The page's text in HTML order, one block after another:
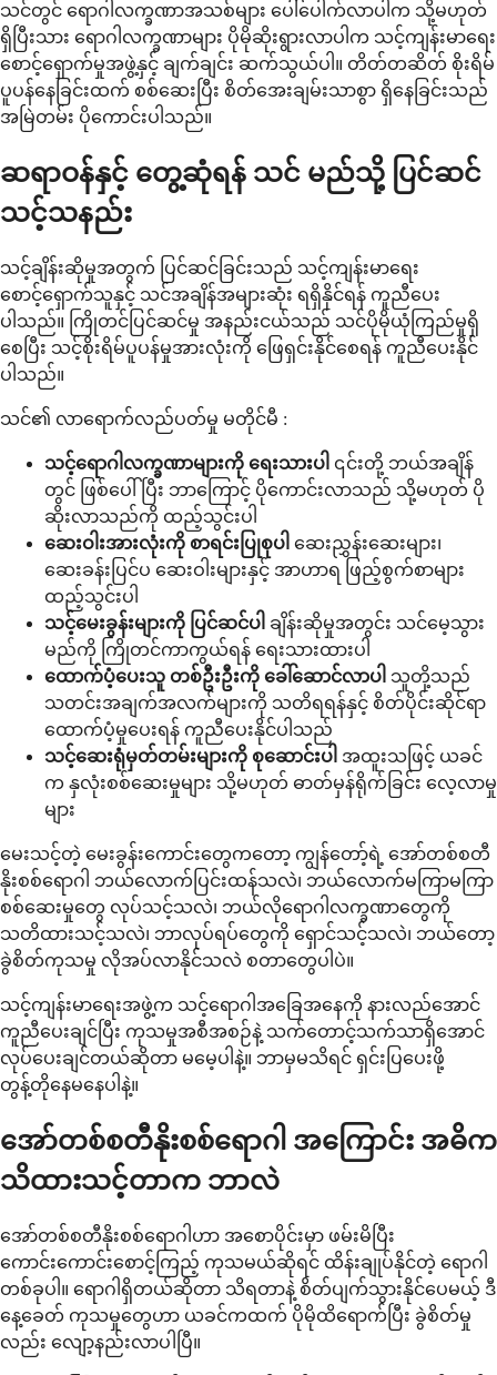
သင်တွင် ရောဂါလက္ခဏာအသစ်များ ပေါ်ပေါက်လာပါက သို့မဟုတ်
ရှိပြီးသား ရောဂါလက္ခဏာများ ပိုမိုဆိုးရွားလာပါက သင့်ကျန်းမာရေး
စောင့်ရှောက်မှုအဖွဲ့နှင့် ချက်ချင်း ဆက်သွယ်ပါ။ တိတ်တဆိတ် စိုးရိမ်
ပူပန်နေခြင်းထက် စစ်ဆေးပြီး စိတ်အေးချမ်းသာစွာ ရှိနေခြင်းသည်
အမြဲတမ်း ပိုကောင်းပါသည်။
ဆရာဝန်နှင့် တွေ့ဆုံရန် သင် မည်သို့ ပြင်ဆင်
သင့်သနည်း
သင့်ချိန်းဆိုမှုအတွက် ပြင်ဆင်ခြင်းသည် သင့်ကျန်းမာရေး
စောင့်ရှောက်သူနှင့် သင်အချိန်အများဆုံး ရရှိနိုင်ရန် ကူညီပေး
ပါသည်။ ကြိုတင်ပြင်ဆင်မှု အနည်းငယ်သည် သင်ပိုမိုယုံကြည်မှုရှိ
စေပြီး သင့်စိုးရိမ်ပူပန်မှုအားလုံးကို ဖြေရှင်းနိုင်စေရန် ကူညီပေးနိုင်
ပါသည်။
သင်၏ လာရောက်လည်ပတ်မှု မတိုင်မီ :
သင့်ရောဂါလက္ခဏာများကို ရေးသားပါ ၎င်းတို့ ဘယ်အချိန်
တွင် ဖြစ်ပေါ်ပြီး ဘာကြောင့် ပိုကောင်းလာသည် သို့မဟုတ် ပို
ဆိုးလာသည်ကို ထည့်သွင်းပါ
ဆေးဝါးအားလုံးကို စာရင်းပြုစုပါ ဆေးညွှန်းဆေးများ၊
ဆေးခန်းပြင်ပ ဆေးဝါးများနှင့် အာဟာရ ဖြည့်စွက်စာများ
ထည့်သွင်းပါ
သင့်မေးခွန်းများကို ပြင်ဆင်ပါ ချိန်းဆိုမှုအတွင်း သင်မေ့သွား
မည်ကို ကြိုတင်ကာကွယ်ရန် ရေးသားထားပါ
ထောက်ပံ့ပေးသူ တစ်ဦးဦးကို ခေါ်ဆောင်လာပါ သူတို့သည်
သတင်းအချက်အလက်များကို သတိရရန်နှင့် စိတ်ပိုင်းဆိုင်ရာ
ထောက်ပံ့မှုပေးရန် ကူညီပေးနိုင်ပါသည်
သင့်ဆေးရုံမှတ်တမ်းများကို စုဆောင်းပါ အထူးသဖြင့် ယခင်
က နှလုံးစစ်ဆေးမှုများ သို့မဟုတ် ဓာတ်မှန်ရိုက်ခြင်း လေ့လာမှု
များ
မေးသင့်တဲ့ မေးခွန်းကောင်းတွေကတော့ ကျွန်တော့်ရဲ့ အော်တစ်စတီ
နိုးစစ်ရောဂါ ဘယ်လောက်ပြင်းထန်သလဲ၊ ဘယ်လောက်မကြာမကြာ
စစ်ဆေးမှုတွေ လုပ်သင့်သလဲ၊ ဘယ်လိုရောဂါလက္ခဏာတွေကို
သတိထားသင့်သလဲ၊ ဘာလုပ်ရပ်တွေကို ရှောင်သင့်သလဲ၊ ဘယ်တော့
ခွဲစိတ်ကုသမှု လိုအပ်လာနိုင်သလဲ စတာတွေပါပဲ။
သင့်ကျန်းမာရေးအဖွဲ့က သင့်ရောဂါအခြေအနေကို နားလည်အောင်
ကူညီပေးချင်ပြီး ကုသမှုအစီအစဉ်နဲ့ သက်တောင့်သက်သာရှိအောင်
လုပ်ပေးချင်တယ်ဆိုတာ မမေ့ပါနဲ့။ ဘာမှမသိရင် ရှင်းပြပေးဖို့
တွန့်တိုနေမနေပါနဲ့။
အော်တစ်စတီနိုးစစ်ရောဂါ အကြောင်း အဓိက
သိထားသင့်တာက ဘာလဲ
အော်တစ်စတီနိုးစစ်ရောဂါဟာ အစောပိုင်းမှာ ဖမ်းမိပြီး
ကောင်းကောင်းစောင့်ကြည့် ကုသမယ်ဆိုရင် ထိန်းချုပ်နိုင်တဲ့ ရောဂါ
တစ်ခုပါ။ ရောဂါရှိတယ်ဆိုတာ သိရတာနဲ့ စိတ်ပျက်သွားနိုင်ပေမယ့် ဒီ
နေ့ခေတ် ကုသမှုတွေဟာ ယခင်ကထက် ပိုမိုထိရောက်ပြီး ခွဲစိတ်မှု
လည်း လျော့နည်းလာပါပြီ။